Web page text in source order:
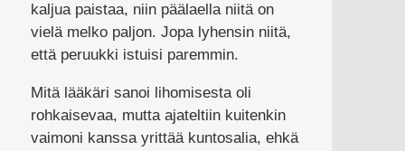
kaljua paistaa, niin päälaella niitä on
vielä melko paljon. Jopa lyhensin niitä,
että peruukki istuisi paremmin.
Mitä lääkäri sanoi lihomisesta oli
rohkaisevaa, mutta ajateltiin kuitenkin
vaimoni kanssa yrittää kuntosalia, ehkä